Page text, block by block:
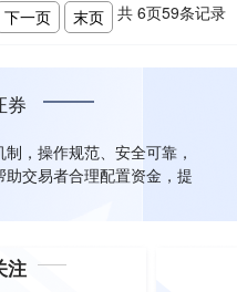
下一页 末页 共6页59条记录
券
，操作规范、安全可靠，
交易者合理配置资金，提
注